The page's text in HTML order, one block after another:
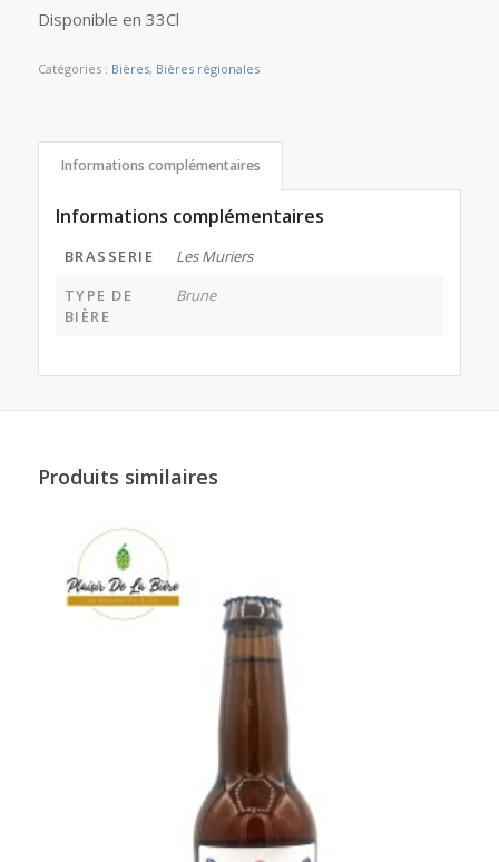
Disponible en 33Cl
Catégories : Bières, Bières régionales
Informations complémentaires
Informations complémentaires
BRASSERIE
Les Muriers
TYPE DE
BIÈRE
Brune
Produits similaires